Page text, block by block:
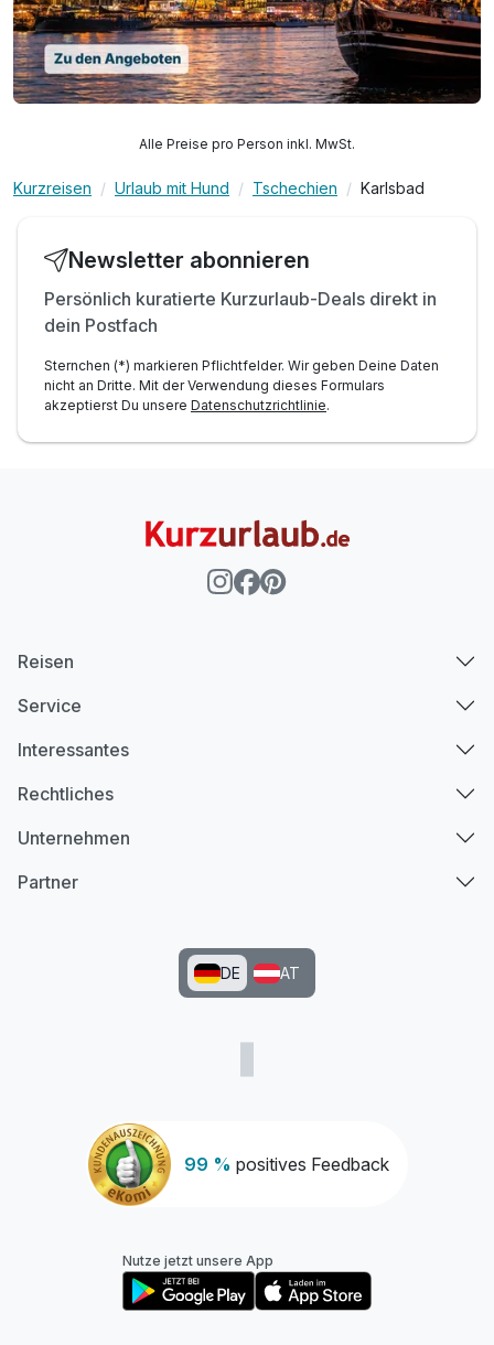
Alle Preise pro Person inkl. MwSt.
Kurzreisen Urlaub mit Hund Tschechien Karlsbad
Newsletter abonnieren
Persönlich kuratierte Kurzurlaub-Deals direkt in
dein Postfach
Sternchen (*) markieren Pflichtfelder. Wir geben Deine Daten
nicht an Dritte. Mit der Verwendung dieses Formulars
akzeptierst Du unsere Datenschutzrichtlinie.
99 % positives Feedback
Reisen
Service
Interessantes
Rechtliches
Unternehmen
Partner
DE AT
Nutze jetzt unsere App